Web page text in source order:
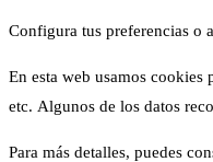
Configura tus preferencias o
En esta web usamos cookies
etc. Algunos de los datos
Para más detalles, puedes